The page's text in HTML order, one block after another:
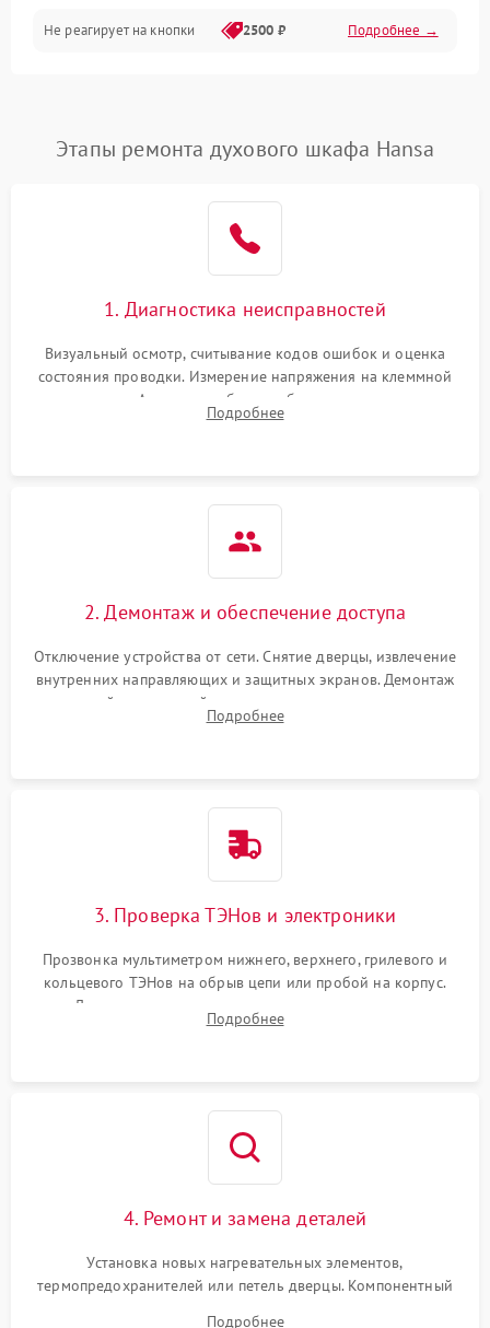
Не реагирует на кнопки 2500 ₽ Подробнее →
Этапы ремонта духового шкафа Hansa
1. Диагностика неисправностей
Визуальный осмотр, считывание кодов ошибок и оценка
состояния проводки. Измерение напряжения на клеммной
колодке. Анализ жалоб на проблемы с нагревом,
конвекцией, панелью управления или блокировкой дверцы.
Подробнее
2. Демонтаж и обеспечение доступа
Отключение устройства от сети. Снятие дверцы, извлечение
внутренних направляющих и защитных экранов. Демонтаж
задней или верхней панели для прямого доступа к
нагревательным элементам, плате и вентиляторам.
Подробнее
3. Проверка ТЭНов и электроники
Прозвонка мультиметром нижнего, верхнего, грилевого и
кольцевого ТЭНов на обрыв цепи или пробой на корпус.
Диагностика термостата, датчиков температуры,
переключателя режимов и мотора конвекции.
Подробнее
4. Ремонт и замена деталей
Установка новых нагревательных элементов,
термопредохранителей или петель дверцы. Компонентный
Подробнее